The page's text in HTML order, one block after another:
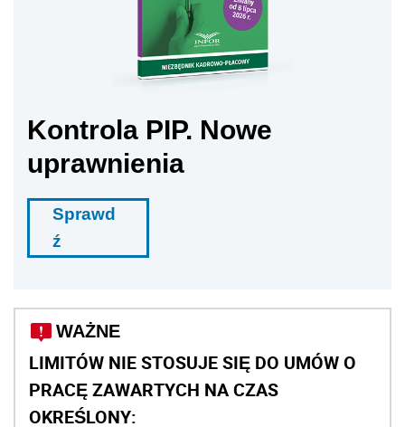
Kontrola PIP. Nowe
uprawnienia
Sprawd
ź
WAŻNE
LIMITÓW NIE STOSUJE SIĘ DO UMÓW O
PRACĘ ZAWARTYCH NA CZAS
OKREŚLONY: